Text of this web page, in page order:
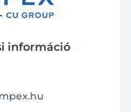
információ